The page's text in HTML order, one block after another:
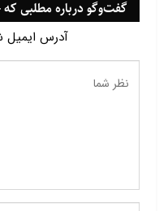
گفت‌وگو درباره مطلبی که
آدرس ایمیل